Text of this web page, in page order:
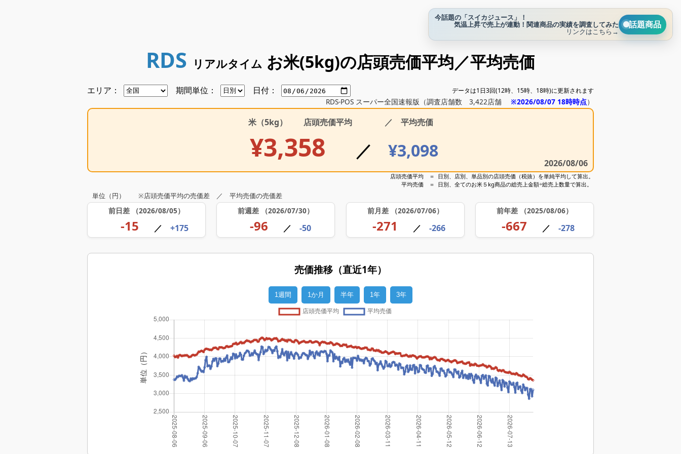
今話題の「スイカジュース」！
気温上昇で売上が連動！関連商品の実績を調査してみた
リンクはこちら→
話題商品
RDS リアルタイム お米(5kg)の店頭売価平均／平均売価
エリア： 期間単位： 日付： データは1日3回(12時、15時、18時)に更新されます
RDS-POS スーパー全国速報版（調査店舗数 3,422店舗 ※2026/08/07 18時時点）
米（5kg） 店頭売価平均 ／ 平均売価
¥3,358 ／ ¥3,098
2026/08/06
店頭売価平均 ＝ 日別、店別、単品別の店頭売価（税抜）を単純平均して算出。
平均売価 ＝ 日別、全てのお米５kg商品の総売上金額÷総売上数量で算出。
単位（円） ※店頭売価平均の売価差 ／ 平均売価の売価差
前日差 （2026/08/05）
-15 ／ +175
前週差 （2026/07/30）
-96 ／ -50
前月差 （2026/07/06）
-271 ／ -266
前年差 （2025/08/06）
-667 ／ -278
売価推移（直近1年）
1週間 1か月 半年 1年 3年